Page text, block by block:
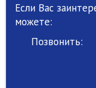
Если Вас
можете:
Позвонить: